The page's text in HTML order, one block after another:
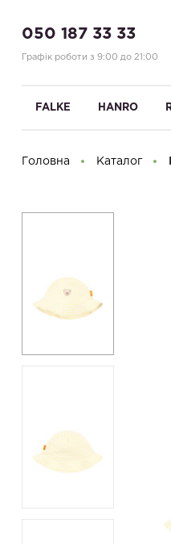
050 187 33 33
Графік роботи з 9:00 до 21:00
FALKE HANRO
Головна Каталог